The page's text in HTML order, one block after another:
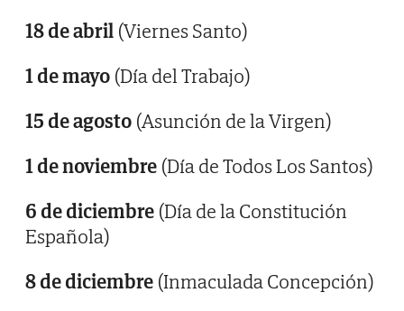
18 de abril (Viernes Santo)
1 de mayo (Día del Trabajo)
15 de agosto (Asunción de la Virgen)
1 de noviembre (Día de Todos Los Santos)
6 de diciembre (Día de la Constitución
Española)
8 de diciembre (Inmaculada Concepción)